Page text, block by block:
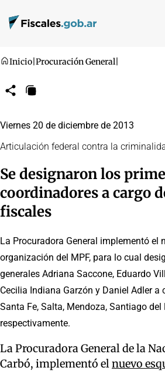
Inicio Procuración General
CompartirCopiar
Viernes 20 de diciembre de 2013
Articulación federal contra la
Se designaron los
coordinadores a cargo
fiscales
La Procuradora General implementó el
organización del MPF, para lo cual
generales Adriana Saccone, Eduardo
Cecilia Indiana Garzón y Daniel Adler a
Santa Fe, Salta, Mendoza, Santiago
respectivamente.
La Procuradora General de la
Carbó, implementó elnuevo